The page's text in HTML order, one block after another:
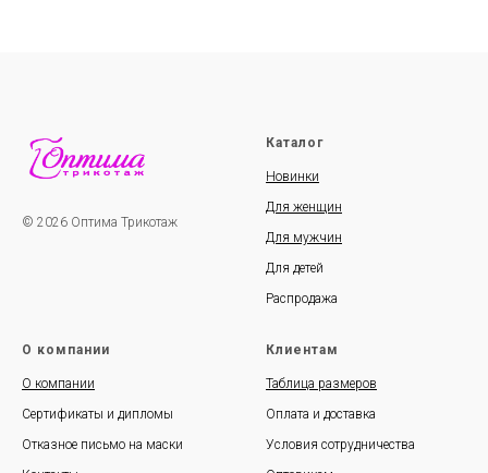
© 2026 Оптима Трикотаж
Каталог
Новинки
Для женщин
Для мужчин
Для детей
Распродажа
О компании
О компании
Сертификаты и дипломы
Отказное письмо на маски
Клиентам
Таблица размеров
Оплата и доставка
Условия сотрудничества